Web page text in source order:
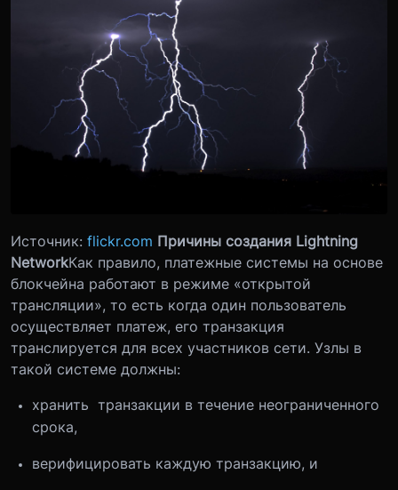
Источник: flickr.com Причины создания Lightning
NetworkКак правило, платежные системы на основе
блокчейна работают в режиме «открытой
трансляции», то есть когда один пользователь
осуществляет платеж, его транзакция
транслируется для всех участников сети. Узлы в
такой системе должны:
хранить транзакции в течение неограниченного
срока,
верифицировать каждую транзакцию, и